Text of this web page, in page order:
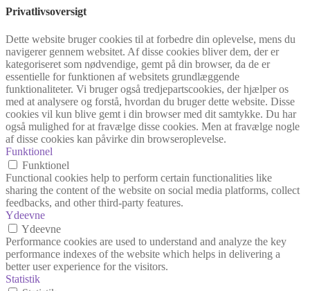
Privatlivsoversigt
Dette website bruger cookies til at forbedre din oplevelse, mens du
navigerer gennem websitet. Af disse cookies bliver dem, der er
kategoriseret som nødvendige, gemt på din browser, da de er
essentielle for funktionen af websitets grundlæggende
funktionaliteter. Vi bruger også tredjepartscookies, der hjælper os
med at analysere og forstå, hvordan du bruger dette website. Disse
cookies vil kun blive gemt i din browser med dit samtykke. Du har
også mulighed for at fravælge disse cookies. Men at fravælge nogle
af disse cookies kan påvirke din browseroplevelse.
Funktionel
Funktionel
Functional cookies help to perform certain functionalities like
sharing the content of the website on social media platforms, collect
feedbacks, and other third-party features.
Ydeevne
Ydeevne
Performance cookies are used to understand and analyze the key
performance indexes of the website which helps in delivering a
better user experience for the visitors.
Statistik